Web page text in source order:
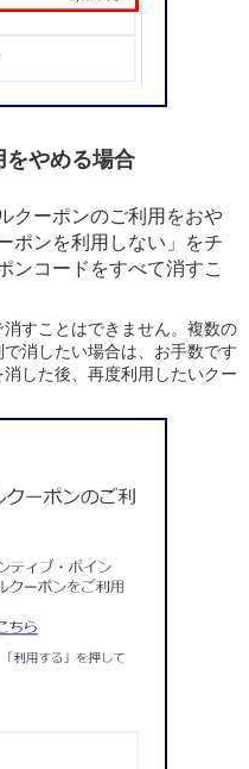
やめる場合
クーポンのご利用をおや
ポンを利用しない」をチ
ンコードをすべて消すこ
すことはできません。複数の
消したい場合は、お手数です
した後、再度利用したいクー